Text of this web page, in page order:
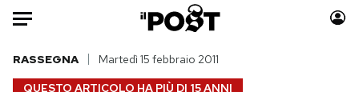
Auto
QUESTO ARTICOLO HA PIÙ DI 15 ANNI
RASSEGNA Martedì 15 febbraio 2011